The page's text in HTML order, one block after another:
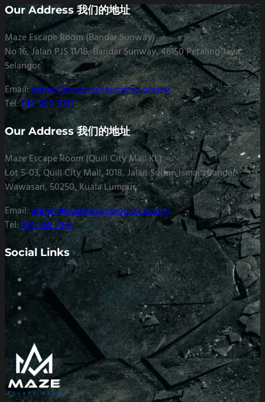
Our Address 我们的地址
Maze Escape Room (Bandar Sunway)
No 16, Jalan PJS 11/18, Bandar Sunway, 46150 Petaling Jaya,
Selangor
Email:admin@mazeescaperoom.com.my
Tel:014-600 7033
Our Address 我们的地址
Maze Escape Room (Quill City Mall KL)
Lot 5-03, Quill City Mall, 1018, Jalan Sultan Ismail, Bandar
Wawasan, 50250, Kuala Lumpur
Email:admin@mazeescaperoom.com.my
Tel:014-369 7033
Social Links